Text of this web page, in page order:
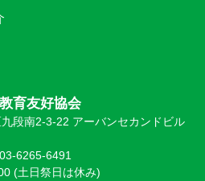
育友好協会
段南2-3-22 アーバンセカンドビル
6265-6491
(⼟日祭日は休み)